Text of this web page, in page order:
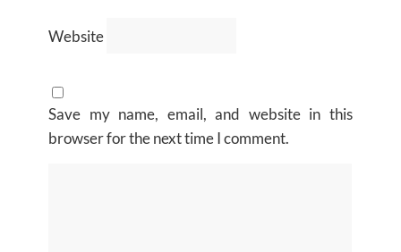
Website
Save my name, email, and website in this
browser for the next time I comment.